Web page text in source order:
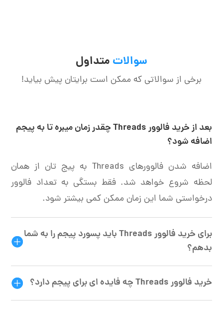
سوالات متداول
برخی از سوالاتی که ممکن است برایتان پیش بیاید!
بعد از خرید فالوور Threads چقدر زمان میبره تا به پیجم
اضافه شود؟
اضافه شدن فالوورهای Threads به پیج تان از همان
لحظه شروع خواهد شد. فقط بستگی به تعداد فالوور
درخواستی شما این زمان ممکن کمی بیشتر شود.
برای خرید فالوور Threads باید پسورد پیجم را به شما
بدهم؟
خرید فالوور Threads چه فایده ای برای پیجم دارد؟